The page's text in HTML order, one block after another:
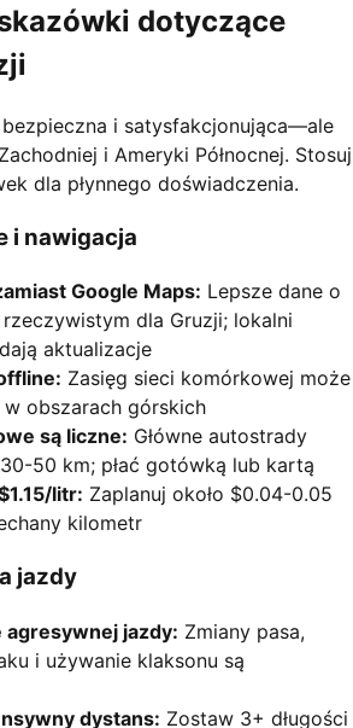
dotyczące
i satysfakcjonująca—ale
i Ameryki Północnej. Stosuj
dla płynnego doświadczenia.
i nawigacja
Google Maps: Lepsze dane o
dla Gruzji; lokalni
aktualizacje
Zasięg sieci komórkowej może
obszarach górskich
są liczne: Główne autostrady
50 km; płać gotówką lub kartą
litr: Zaplanuj około $0.04-0.05
kilometr
jazdy
agresywnej jazdy: Zmiany pasa,
i używanie klaksonu są
dystans: Zostaw 3+ długości